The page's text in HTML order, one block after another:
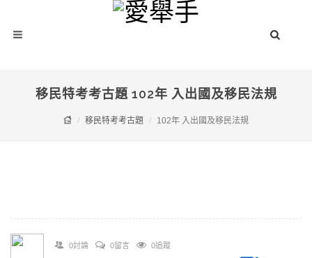
移民特考考古題 102年 入出國及移民法規
移民特考考古題 102年 入出國及移民法規
0討論 0留言 0追蹤